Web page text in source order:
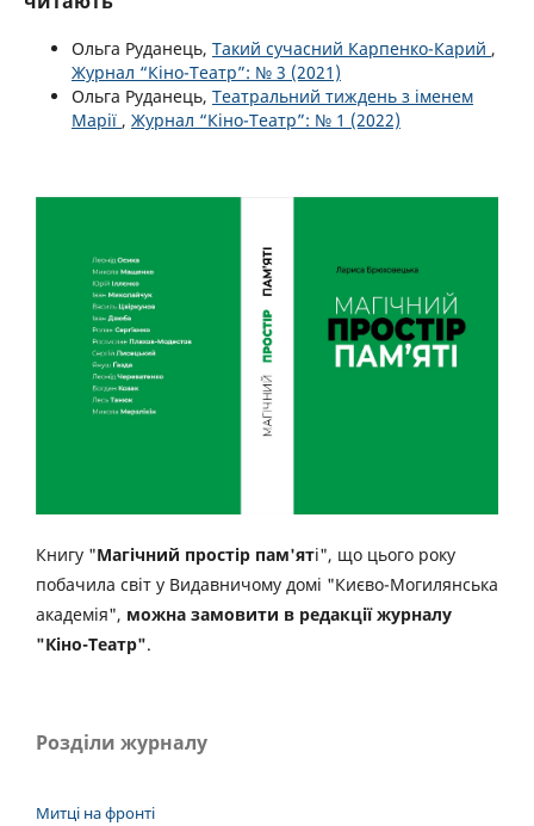
Ольга Руданець, Такий сучасний Карпенко-Карий ,
Журнал “Кіно-Театр”: № 3 (2021)
Ольга Руданець, Театральний тиждень з іменем
Марії , Журнал “Кіно-Театр”: № 1 (2022)
Книгу "Магічний простір пам'яті", що цього року
побачила світ у Видавничому домі "Києво-Могилянська
академія", можна замовити в редакції журналу
"Кіно-Театр".
Розділи журналу
Митці на фронті